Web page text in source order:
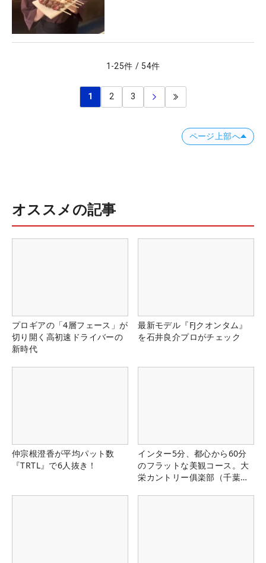
1 -25件 / 54件
1 2 3
ページ上部へ
オススメの記事
プロギアの「4層フェース」が
切り開く高初速ドライバーの
新時代
最新モデル『FJクオンタム』
を石井良介プロがチェック
仲宗根澄香が平均パット数
『TRTL』で6人抜き！
インター5分、都心から60分
のフラットな美観コース。大
栄カントリー俱楽部（千葉